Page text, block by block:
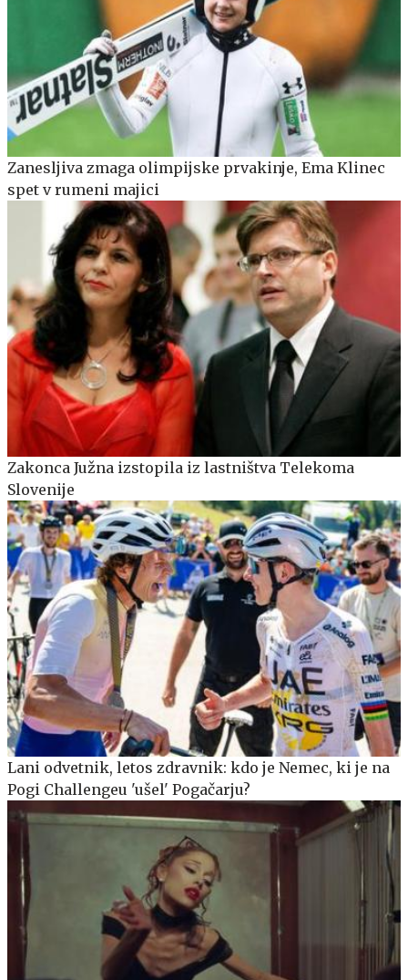
Zanesljiva zmaga olimpijske prvakinje, Ema Klinec
spet v rumeni majici
Zakonca Južna izstopila iz lastništva Telekoma
Slovenije
Lani odvetnik, letos zdravnik: kdo je Nemec, ki je na
Pogi Challengeu 'ušel' Pogačarju?